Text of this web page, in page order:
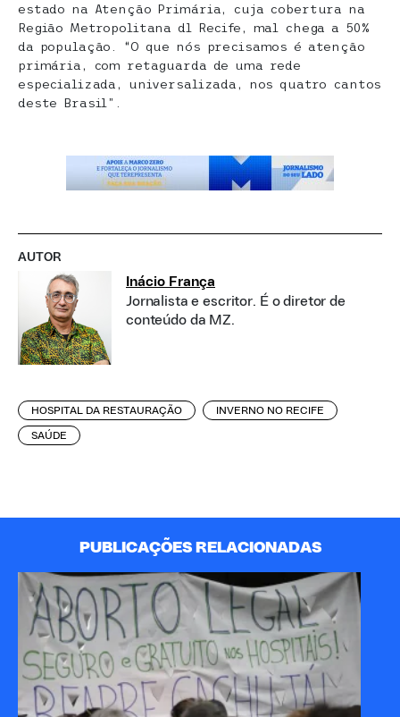
estado na Atenção Primária, cuja cobertura na
Região Metropolitana dl Recife, mal chega a 50%
da população. “O que nós precisamos é atenção
primária, com retaguarda de uma rede
especializada, universalizada, nos quatro cantos
deste Brasil”.
AUTOR
Inácio França
Jornalista e escritor. É o diretor de
conteúdo da MZ.
HOSPITAL DA RESTAURAÇÃO INVERNO NO RECIFE
SAÚDE
PUBLICAÇÕES RELACIONADAS